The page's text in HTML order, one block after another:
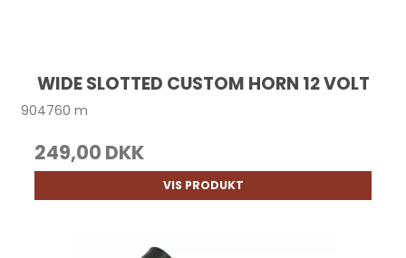
WIDE SLOTTED CUSTOM HORN 12 VOLT
904760 m
249,00 DKK
VIS PRODUKT